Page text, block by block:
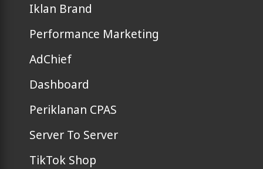
Iklan Brand
Performance Marketing
AdChief
Dashboard
Periklanan CPAS
Server To Server
TikTok Shop